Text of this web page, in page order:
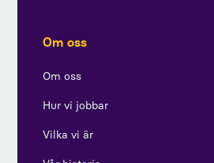
Om oss
Om oss
Hur vi jobbar
Vilka vi är